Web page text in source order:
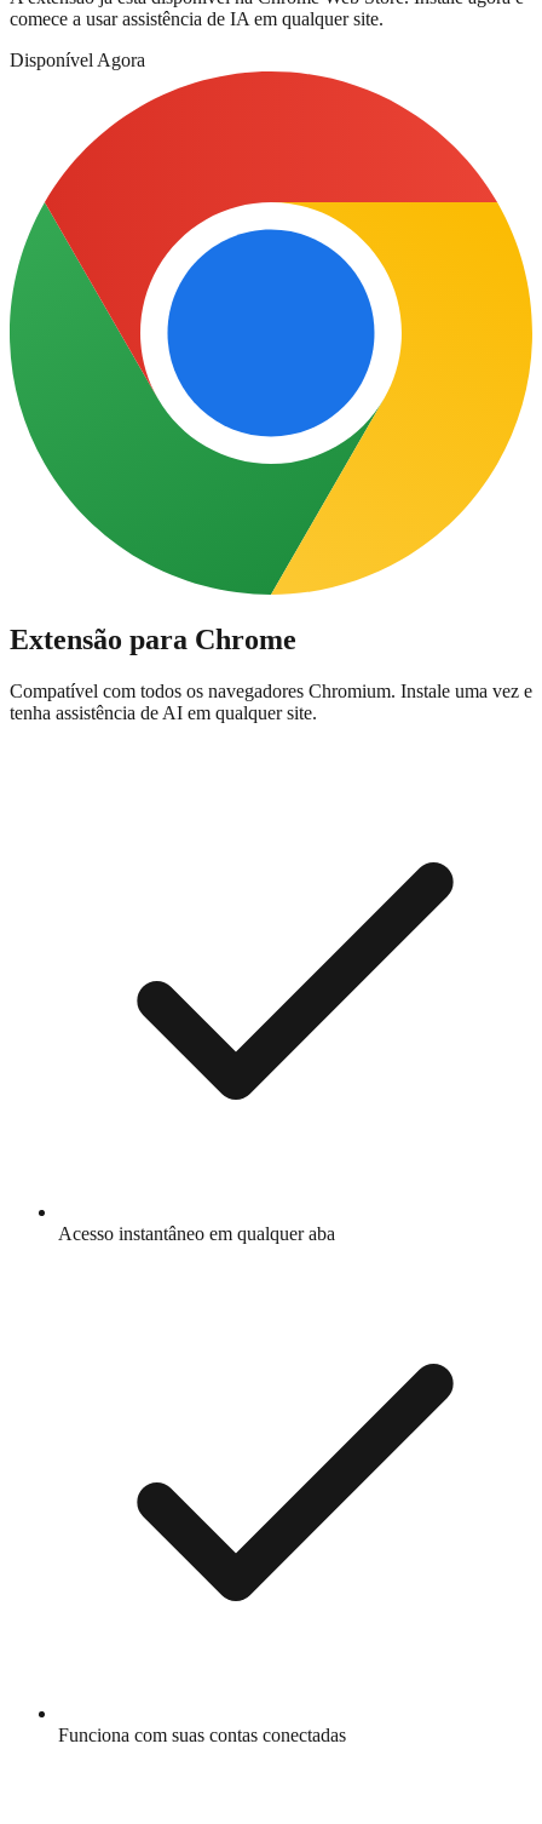
comece a usar assistência de IA em qualquer site.
Disponível Agora
Extensão para Chrome
Compatível com todos os navegadores Chromium. Instale uma vez e
tenha assistência de AI em qualquer site.
Acesso instantâneo em qualquer aba
Funciona com suas contas conectadas